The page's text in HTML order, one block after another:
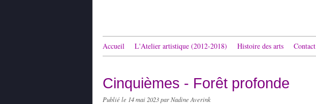
Accueil L'Atelier artistique (2012-2018) Histoire des arts Contact
Cinquièmes - Forêt profonde
Publié le 14 mai 2023par Nadine Averink